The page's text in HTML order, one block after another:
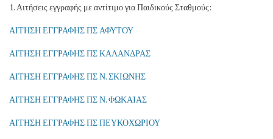
1. Αιτήσεις εγγραφής με αντίτιμο για Παιδικούς Σταθμούς:
ΑΙΤΗΣΗ ΕΓΓΡΑΦΗΣ ΠΣ ΑΦΥΤΟΥ
ΑΙΤΗΣΗ ΕΓΓΡΑΦΗΣ ΠΣ ΚΑΛΑΝΔΡΑΣ
ΑΙΤΗΣΗ ΕΓΓΡΑΦΗΣ ΠΣ Ν. ΣΚΙΩΝΗΣ
ΑΙΤΗΣΗ ΕΓΓΡΑΦΗΣ ΠΣ Ν. ΦΩΚΑΙΑΣ
ΑΙΤΗΣΗ ΕΓΓΡΑΦΗΣ ΠΣ ΠΕΥΚΟΧΩΡΙΟΥ